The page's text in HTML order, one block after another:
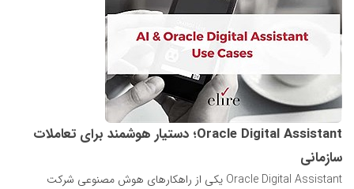
Oracle Digital Assistant؛ دستیار هوشمند برای تعاملات
سازمانی
Oracle Digital Assistant یکی از راهکارهای هوش مصنوعی شرکت